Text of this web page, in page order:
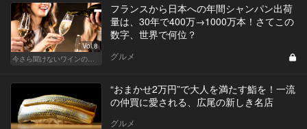
Vol.8
今さら聞けないワインの基礎知識
フランスから日本への年間シャンパン出荷
量は、30年で400万→1000万本！さてこの
数字、世界で何位？
グルメ
“おまかせ2万円”で大人を満たす鮨を！一流
の仲買に愛される、広尾の新しき名店
グルメ